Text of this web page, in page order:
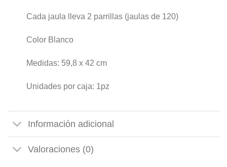
Cada jaula lleva 2 parrillas (jaulas de 120)
Color Blanco
Medidas: 59,8 x 42 cm
Unidades por caja: 1pz
Información adicional
Valoraciones (0)